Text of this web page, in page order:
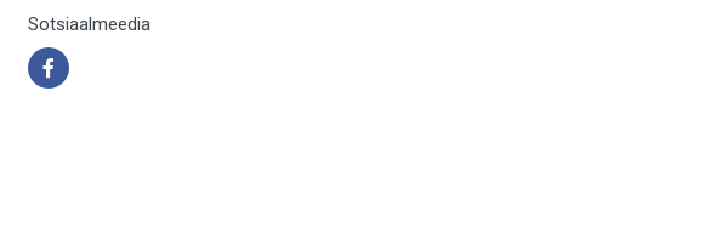
Sotsiaalmeedia